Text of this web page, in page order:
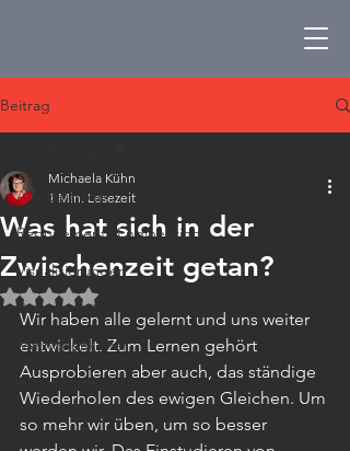
Beitrag
Alle Beiträge
Requirements Engineering
Visualisierungen
Remote Präsent
Methodenkoffer
Aktionstage
Was hat sich in der
Zwischenzeit getan?
Michaela Kühn
1 Min. Lesezeit
Mit NaN von 5 Sternen bewertet.
Wir haben alle gelernt und uns weiter
entwickelt. Zum Lernen gehört
Ausprobieren aber auch, das ständige
Wiederholen des ewigen Gleichen. Um
so mehr wir üben, um so besser